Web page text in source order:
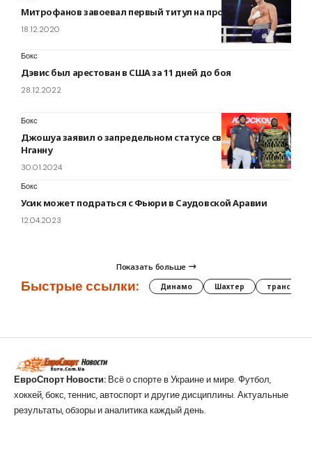
Митрофанов завоевал первый титул на профи ринге
18.12.2020
Бокс
Дэвис был арестован в США за 11 дней до боя
28.12.2022
Бокс
Джошуа заявил о запредельном статусе своего боя с
Нганну
30.01.2024
Бокс
Усик может подраться с Фьюри в Саудовской Аравии
12.04.2023
Показать больше
Быстрые ссылки: Динамо Шахтер трансферы
ЕвроСпорт Новости: Всё о спорте в Украине и мире. Футбол,
хоккей, бокс, теннис, автоспорт и другие дисциплины. Актуальные
результаты, обзоры и аналитика каждый день.